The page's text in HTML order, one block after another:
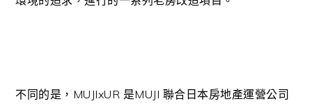
不同的是，MUJIxUR 是MUJI 聯合日本房地產運營公司